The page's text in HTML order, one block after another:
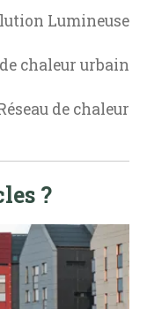
Lumineuse
chaleur urbain
de chaleur
?